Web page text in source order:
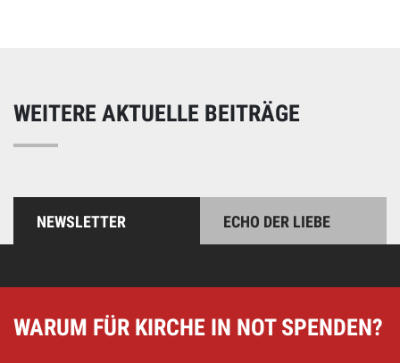
WEITERE AKTUELLE BEITRÄGE
NEWSLETTER ECHO DER LIEBE
WARUM FÜR KIRCHE IN NOT SPENDEN?